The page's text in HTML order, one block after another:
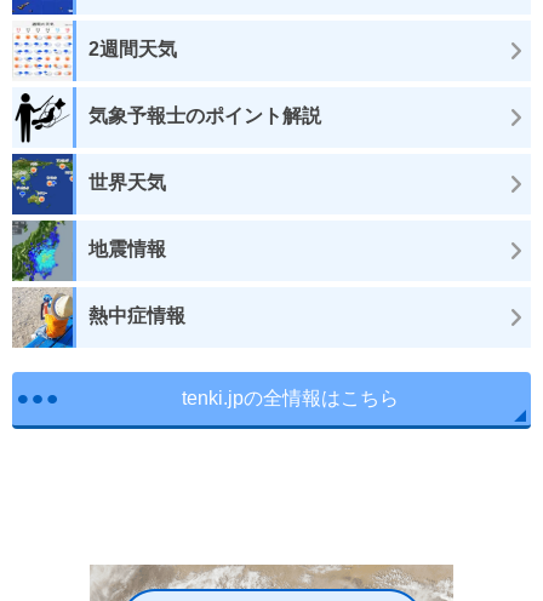
2週間天気
気象予報士のポイント解説
世界天気
地震情報
熱中症情報
tenki.jpの全情報はこちら